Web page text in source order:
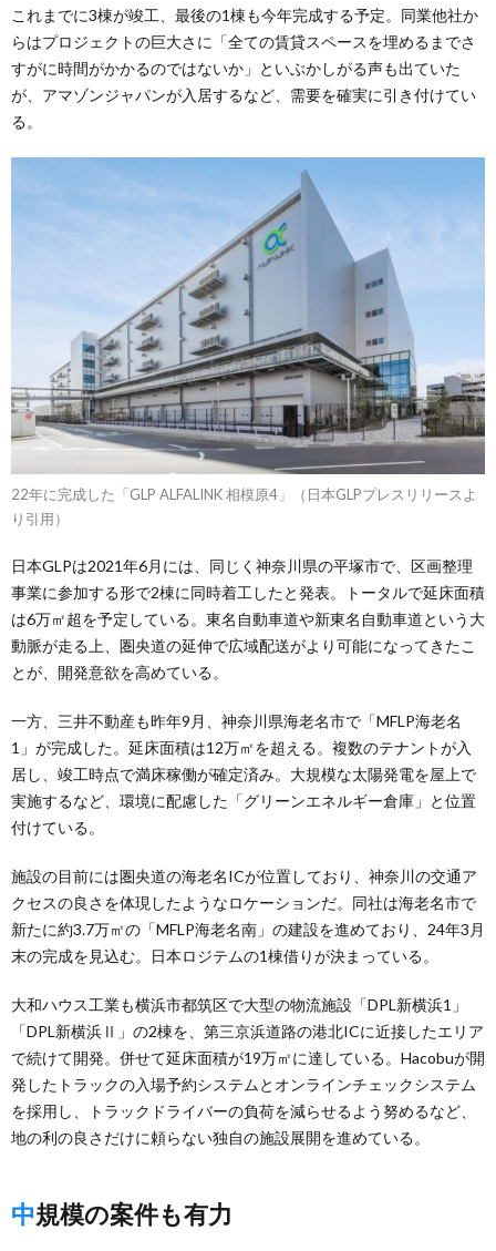
これまでに3棟が竣工、最後の1棟も今年完成する予定。同業他社か
らはプロジェクトの巨大さに「全ての賃貸スペースを埋めるまでさ
すがに時間がかかるのではないか」といぶかしがる声も出ていた
が、アマゾンジャパンが入居するなど、需要を確実に引き付けてい
る。
22年に完成した「GLP ALFALINK 相模原4」（日本GLPプレスリリースよ
り引用）
日本GLPは2021年6月には、同じく神奈川県の平塚市で、区画整理
事業に参加する形で2棟に同時着工したと発表。トータルで延床面積
は6万㎡超を予定している。東名自動車道や新東名自動車道という大
動脈が走る上、圏央道の延伸で広域配送がより可能になってきたこ
とが、開発意欲を高めている。
一方、三井不動産も昨年9月、神奈川県海老名市で「MFLP海老名
1」が完成した。延床面積は12万㎡を超える。複数のテナントが入
居し、竣工時点で満床稼働が確定済み。大規模な太陽発電を屋上で
実施するなど、環境に配慮した「グリーンエネルギー倉庫」と位置
付けている。
施設の目前には圏央道の海老名ICが位置しており、神奈川の交通ア
クセスの良さを体現したようなロケーションだ。同社は海老名市で
新たに約3.7万㎡の「MFLP海老名南」の建設を進めており、24年3月
末の完成を見込む。日本ロジテムの1棟借りが決まっている。
大和ハウス工業も横浜市都筑区で大型の物流施設「DPL新横浜1」
「DPL新横浜Ⅱ」の2棟を、第三京浜道路の港北ICに近接したエリア
で続けて開発。併せて延床面積が19万㎡に達している。Hacobuが開
発したトラックの入場予約システムとオンラインチェックシステム
を採用し、トラックドライバーの負荷を減らせるよう努めるなど、
地の利の良さだけに頼らない独自の施設展開を進めている。
中規模の案件も有力